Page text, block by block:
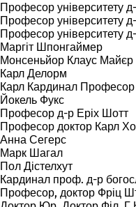
Професор університету
Професор університету
Професор університету
Маргіт Шпонгаймер
Монсеньйор Клаус Майєр
Карл Делорм
Карл Кардинал
Йокель Фукс
Професор д-р Еріх Шотт
Професор доктор Карл
Анна Сегерс
Марк Шагал
Пол Дістелхут
Кардинал проф. д-р
Професор, доктор Фріц